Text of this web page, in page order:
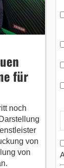
für
noch
von
von